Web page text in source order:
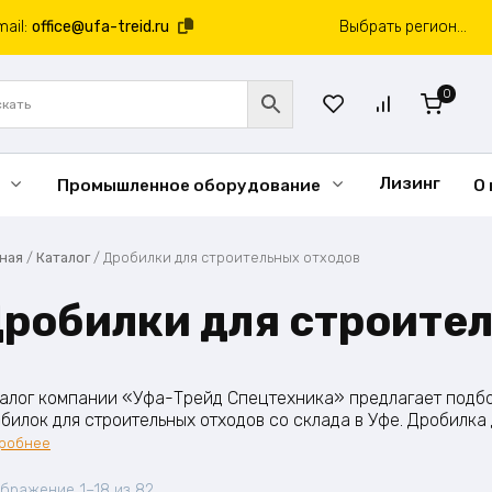
office@ufa-treid.ru Выбрать регион...
0
Промышленное оборудование Лизинг О
/ Каталог/ Дробилки для строительных отходов
для
компании «Уфа-Трейд Спецтехника» предлагает
для строительных отходов со склада в Уфе.
или мобильная измельчительная машина,
и ударное фракционирование лома
асфальтового полотна и остатков